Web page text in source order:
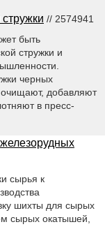
// 2574941
быть
стружки и
черных
добавляют
в пресс-
сырья к
шихты для сырых
сырых окатышей,